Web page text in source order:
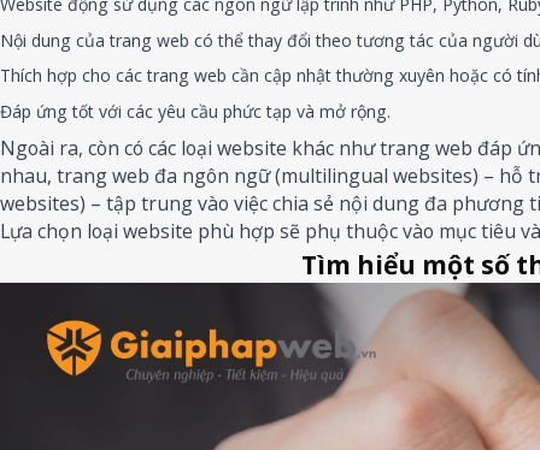
Nội dung của trang web có thể thay đổi theo tương tác của người
Thích hợp cho các trang web cần cập nhật thường xuyên hoặc có
Đáp ứng tốt với các yêu cầu phức tạp và mở rộng.
Ngoài ra, còn có các loại website khác như trang web đáp
nhau, trang web đa ngôn ngữ (multilingual websites) –
websites) – tập trung vào việc chia sẻ nội dung đa phương
Lựa chọn loại website phù hợp sẽ phụ thuộc vào mục tiêu
Tìm hiểu một số